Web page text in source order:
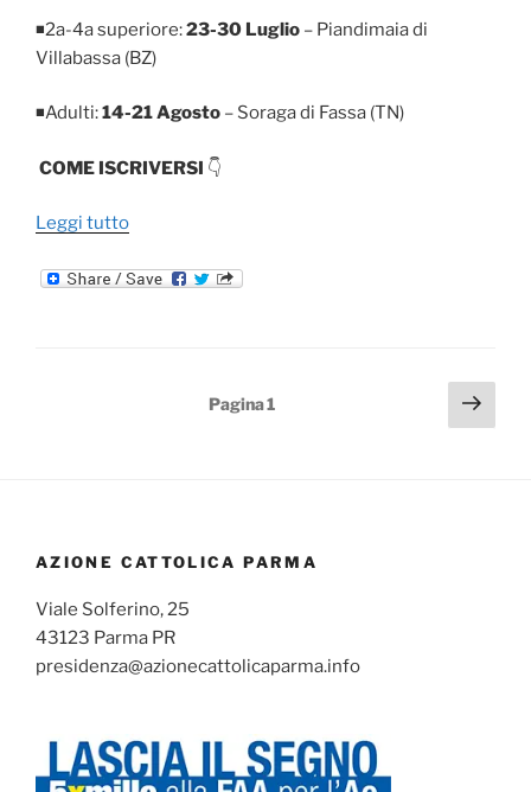
◾2a-4asuperiore:23-30 Luglio – Piandimaia di
Villabassa (BZ)
◾Adulti:14-21 Agosto – Soraga di Fassa (TN)
COME ISCRIVERSI 👇
Leggi tutto“CAMPI
2022:
ISCRIZIONI”Pagina1
AZIONE CATTOLICA PARMA
Viale Solferino, 25
43123 Parma PR
presidenza@azionecattolicaparma.info